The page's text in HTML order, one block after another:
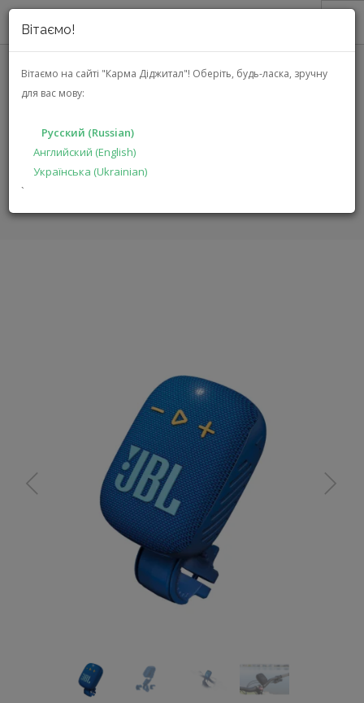
Вітаємо!
Вітаємо на сайті "Карма Діджитал"! Оберіть, будь-ласка, зручну
для вас мову:
Русский (Russian)
Английский (English)
Українська (Ukrainian)
`
О НАС
АКЦИИ
РЕШЕНИЯ
ПРОИЗВОДИТЕЛЯМ
ГЛАВНАЯ КАТАЛОГ